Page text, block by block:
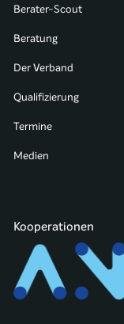
Berater-Scout
Beratung
Der Verband
Qualifizierung
Termine
Medien
Kooperationen